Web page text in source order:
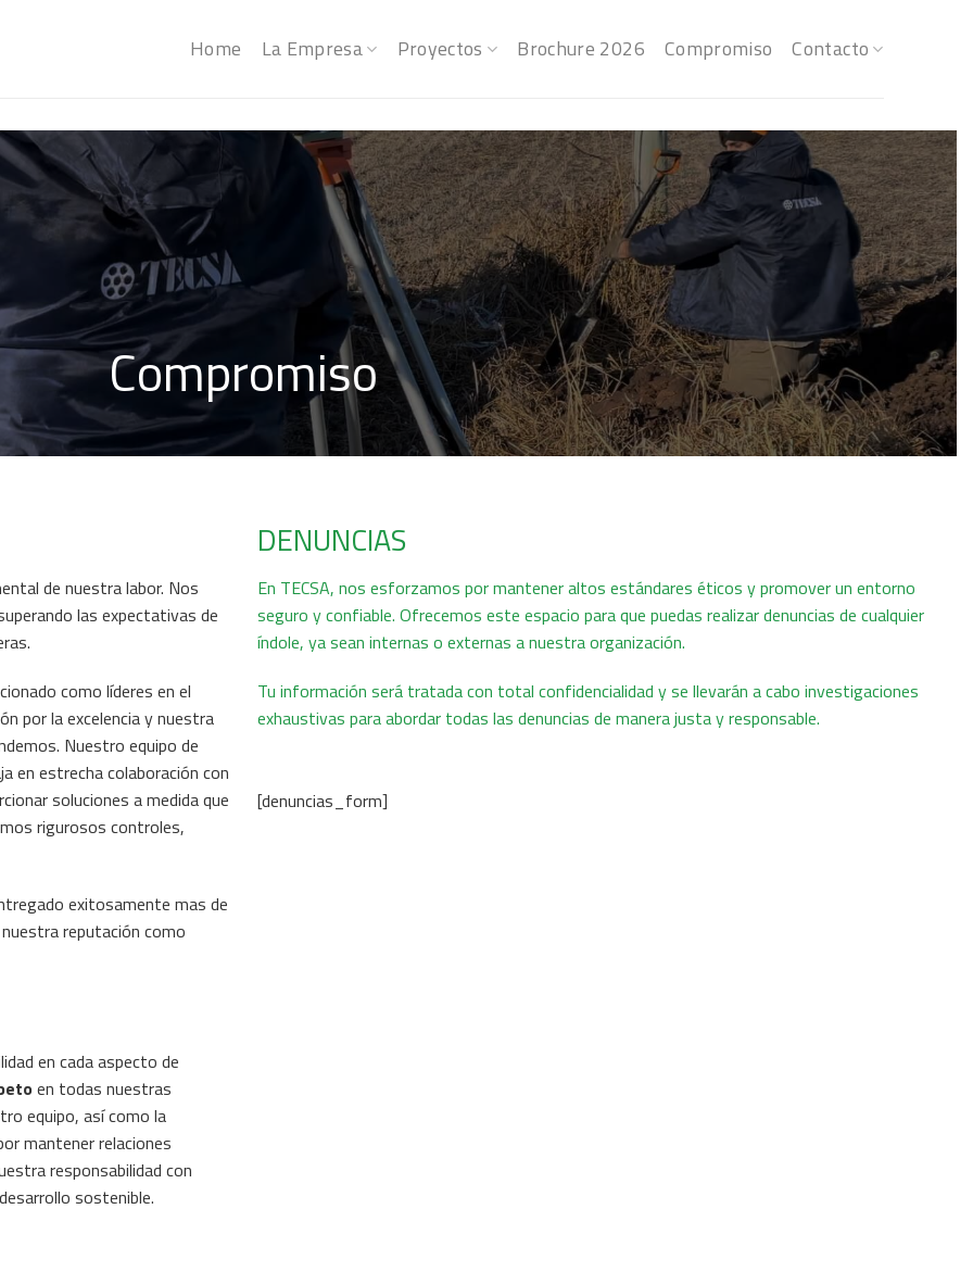
Home La Empresa Proyectos Brochure 2026 Compromiso Contacto
Compromiso
de nuestra labor. Nos
las expectativas de
como líderes en el
por la excelencia y nuestra
Nuestro equipo de
en estrecha colaboración con
soluciones a medida que
rigurosos controles,
exitosamente mas de
reputación como
en cada aspecto de
en todas nuestras
equipo, así como la
mantener relaciones
responsabilidad con
sostenible.
DENUNCIAS
En TECSA, nos esforzamos por mantener altos estándares éticos y promover un entorno
seguro y confiable. Ofrecemos este espacio para que puedas realizar denuncias de cualquier
índole, ya sean internas o externas a nuestra organización.
Tu información será tratada con total confidencialidad y se llevarán a cabo investigaciones
exhaustivas para abordar todas las denuncias de manera justa y responsable.
[denuncias_form]